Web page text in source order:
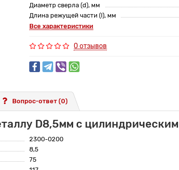
Диаметр сверла (d), мм
Длина режущей части (l), мм
Все характеристики
0 отзывов
Вопрос-ответ (0)
D8,5мм с цилиндрическим
2300-0200
8,5
75